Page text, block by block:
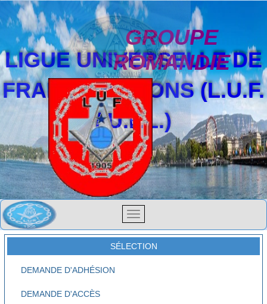
LIGUE UNIVERSELLE DE
FRANCS-MAÇONS (L.U.F.
/ U.F.L.)
GROUPE
ROMANDIE
SÉLECTION
DEMANDE D'ADHÉSION
DEMANDE D'ACCÈS